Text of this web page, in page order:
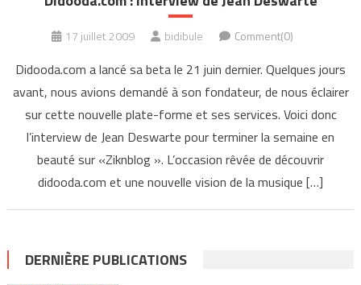
17 juillet 2009 bidibule Comment(0)
Didooda.com a lancé sa beta le 21 juin dernier. Quelques jours
avant, nous avions demandé à son fondateur, de nous éclairer
sur cette nouvelle plate-forme et ses services. Voici donc
l’interview de Jean Deswarte pour terminer la semaine en
beauté sur «Ziknblog ». L’occasion rêvée de découvrir
didooda.com et une nouvelle vision de la musique […]
DERNIÈRE PUBLICATIONS